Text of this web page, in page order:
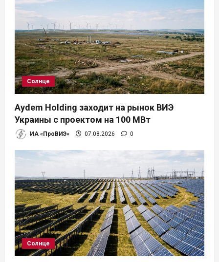
Солнце
Aydem Holding заходит на рынок ВИЭ
Украины с проектом на 100 МВт
ИА «ПроВИЭ» 07.08.2026 0
Солнце